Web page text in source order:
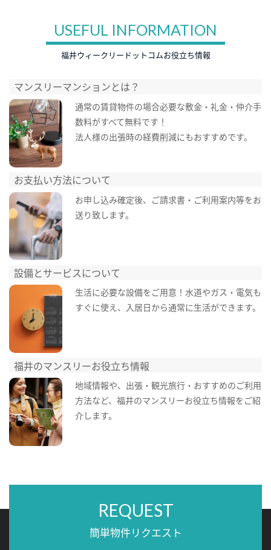
USEFUL INFORMATION
福井ウィークリードットコムお役立ち情報
マンスリーマンションとは？
通常の賃貸物件の場合必要な敷金・礼金・仲介手
数料がすべて無料です！
法人様の出張時の経費削減にもおすすめです。
お支払い方法について
お申し込み確定後、ご請求書・ご利用案内等をお
送り致します。
設備とサービスについて
生活に必要な設備をご用意！水道やガス・電気も
すぐに使え、入居日から通常に生活ができます。
福井のマンスリーお役立ち情報
地域情報や、出張・観光旅行・おすすめのご利用
方法など、福井のマンスリーお役立ち情報をご紹
介します。
REQUEST
簡単物件リクエスト